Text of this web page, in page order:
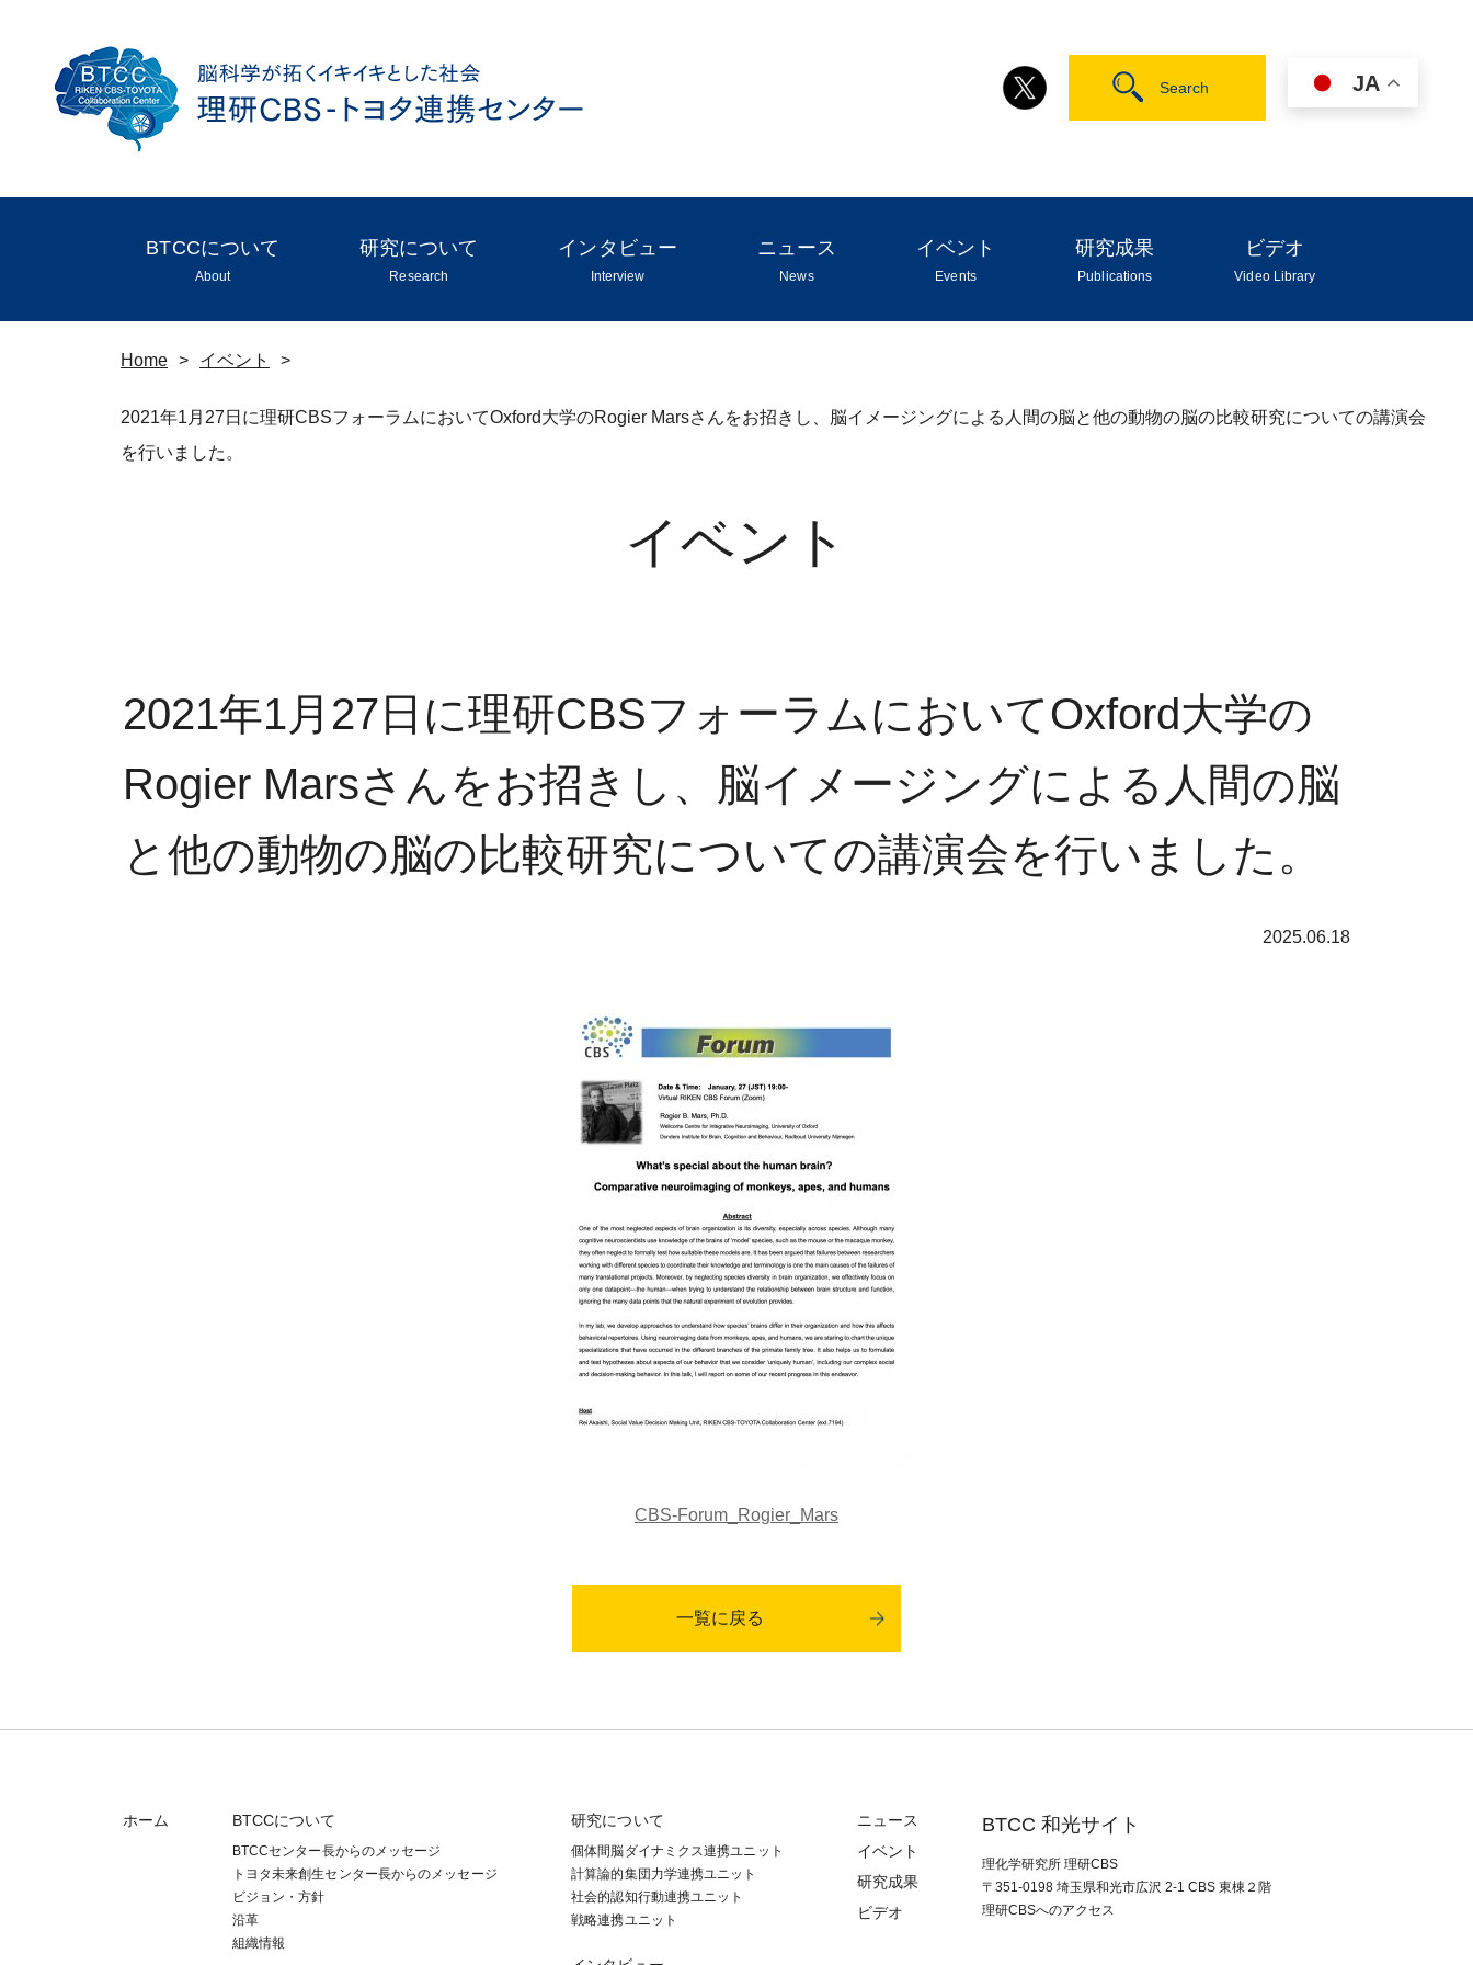
JA
BTCCについて
About
研究について
Research
インタビュー
Interview
ニュース
News
イベント
Events
研究成果
Publications
ビデオ
Video Library
Home > イベント >
2021年1月27日に理研CBSフォーラムにおいてOxford大学のRogier Marsさんをお招きし、脳イメージングによる人間の脳と他の動物の脳の比較研究についての講演会
を行いました。
イベント
2021年1月27日に理研CBSフォーラムにおいてOxford大学の
Rogier Marsさんをお招きし、脳イメージングによる人間の脳
と他の動物の脳の比較研究についての講演会を行いました。
2025.06.18
CBS-Forum_Rogier_Mars
一覧に戻る
ホーム BTCCについて
BTCCセンター長からのメッセージ
トヨタ未来創生センター長からのメッセージ
ビジョン・方針
沿革
組織情報
研究について
個体間脳ダイナミクス連携ユニット
計算論的集団力学連携ユニット
社会的認知⾏動連携ユニット
戦略連携ユニット
ニュース
イベント
研究成果
ビデオ
BTCC 和光サイト
理化学研究所 理研CBS
〒351-0198 埼⽟県和光市広沢 2-1 CBS 東棟２階
理研CBSへのアクセス